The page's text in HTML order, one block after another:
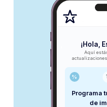
¡Hola,
Aquí
%
Programa
de